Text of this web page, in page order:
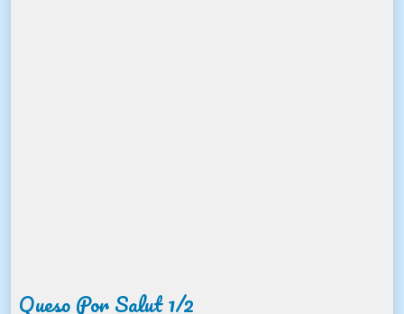
Queso Por Salut 1/2